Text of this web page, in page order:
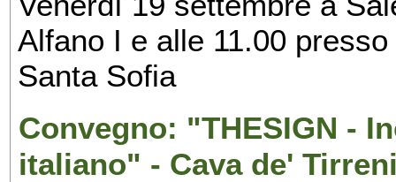
Alfano I e alle 11.00
Santa Sofia
Convegno: "THESIGN -
italiano" - Cava de'